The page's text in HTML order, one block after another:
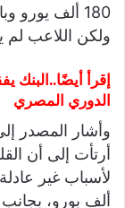
180 ألف
ولكن اللاعب لم
إقرأ أيضًا.. البنك
الدوري المصري
وأشار المصدر
أرتأت إلى أن
ألف يورو،